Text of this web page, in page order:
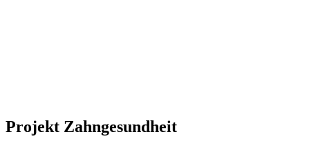
Projekt Zahngesundheit